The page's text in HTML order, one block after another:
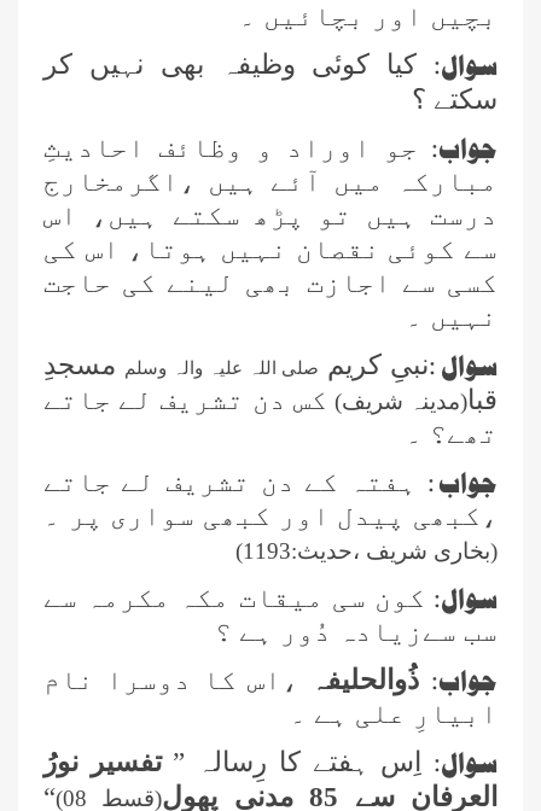
بچیں اور بچائیں ۔
سوال: کیا کوئی وظیفہ بھی نہیں کر
سکتے ؟
جواب: جو اوراد و وظائف احادیثِ
مبارکہ میں آئے ہیں ،اگرمخارج
درست ہیں تو پڑھ سکتے ہیں، اس
سے کوئی نقصان نہیں ہوتا، اس کی
کسی سے اجازت بھی لینے کی حاجت
نہیں ۔
سوال :نبیِ کریم صلی اللہ علیہ والہ وسلم مسجدِ
قبا(مدینہ شریف) کس دن تشریف لے جاتے
تھے؟ ۔
جواب : ہفتہ کے دن تشریف لے جاتے
،کبھی پیدل اور کبھی سواری پر ۔
(بخاری شریف ،حدیث:1193)
سوال: کون سی میقات مکہ مکرمہ سے
سب سےزیادہ دُور ہے ؟
جواب: ذُوالحلیفہ
،اس کا دوسرا نام
ابیارِ علی ہے ۔
سوال: اِس ہفتے کا رِسالہ ”تفسیر نورُ
العرفان سے 85 مدنی پھول
(قسط 08) “